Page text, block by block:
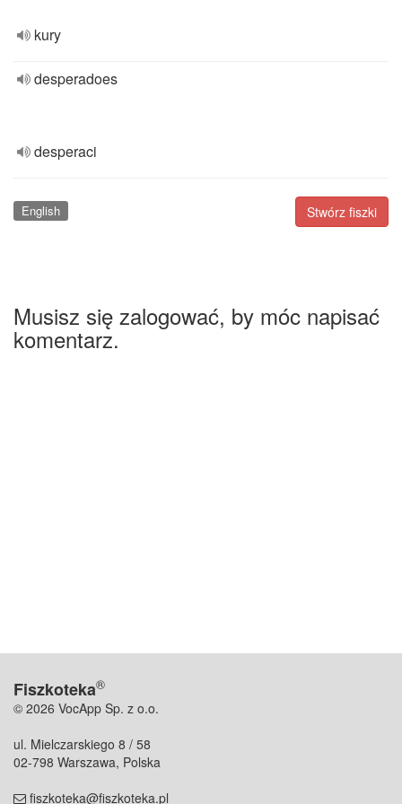
kury
desperadoes
desperaci
Stwórz fiszki
English
Musisz się zalogować, by móc napisać
komentarz.
Fiszkoteka®
© 2026 VocApp Sp. z o.o.
ul. Mielczarskiego 8 / 58
02-798 Warszawa, Polska
fiszkoteka@fiszkoteka.pl